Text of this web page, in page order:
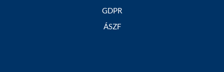
GDPR
ÁSZF